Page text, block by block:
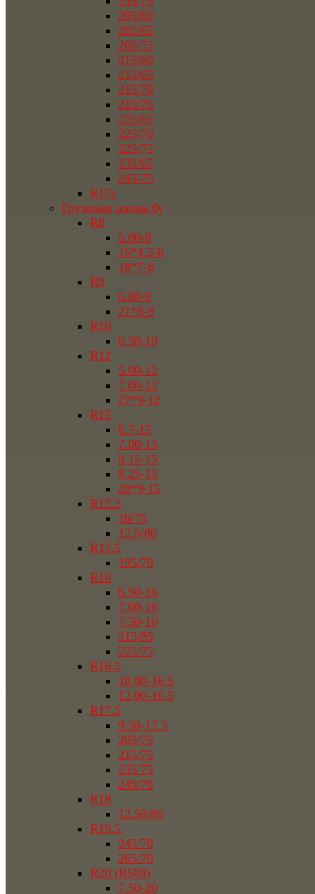
205/60
205/65
205/75
215/60
215/65
215/70
215/75
225/65
225/70
225/75
235/65
245/75
R17c
Грузовые шины бу
R8
5.00-8
15*4.5-8
18*7-8
R9
6.00-9
21*8-9
R10
6.50-10
R12
5.00-12
7.00-12
27*9-12
R15
6.7-15
7.00-15
8.15-15
8.25-15
28*9-15
R15.3
10/75
12.5/80
R15.5
195/70
R16
6.50-16
7.00-16
7.50-16
215/85
225/75
R16.5
10.00-16.5
12.00-16.5
R17.5
9.50-17.5
205/75
215/75
235/75
245/70
R18
12.50/80
R19.5
245/70
265/70
R20 (R508)
7.50-20